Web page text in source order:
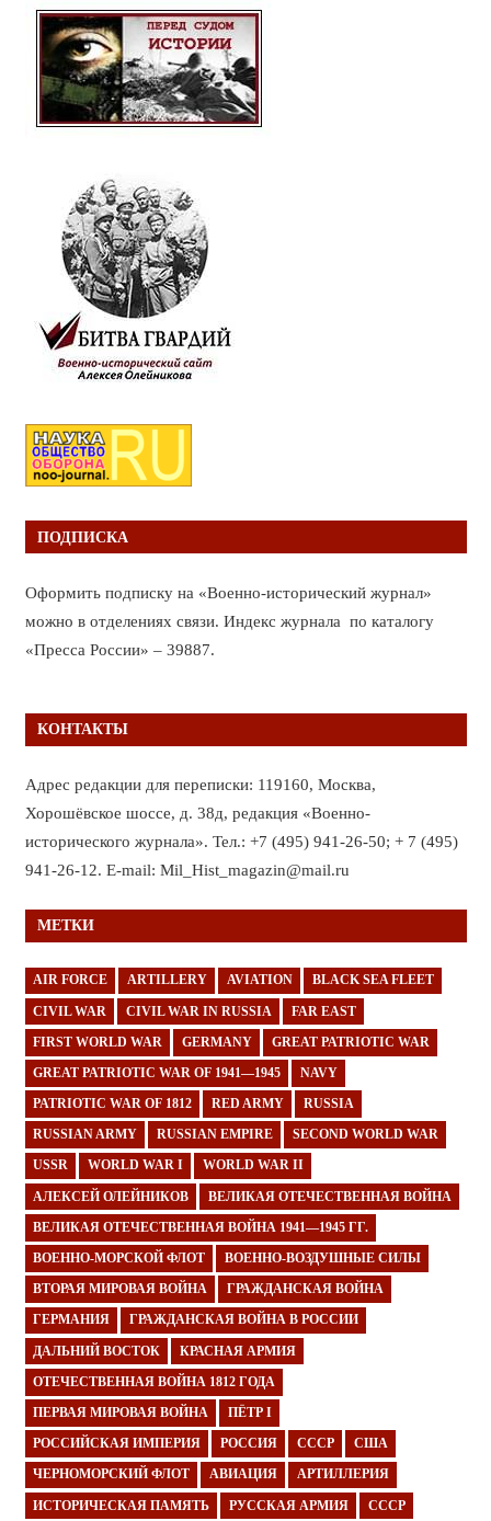
ПОДПИСКА
Оформить подписку на «Военно-исторический журнал»
можно в отделениях связи. Индекс журнала по каталогу
«Пресса России» – 39887.
КОНТАКТЫ
Адрес редакции для переписки: 119160, Москва,
Хорошёвское шоссе, д. 38д, редакция «Военно-
исторического журнала». Тел.: +7 (495) 941-26-50; + 7 (495)
941-26-12. E-mail: Mil_Hist_magazin@mail.ru
МЕТКИ
AIR FORCE ARTILLERY AVIATION BLACK SEA FLEET
CIVIL WAR CIVIL WAR IN RUSSIA FAR EAST
FIRST WORLD WAR GERMANY GREAT PATRIOTIC WAR
GREAT PATRIOTIC WAR OF 1941—1945 NAVY
PATRIOTIC WAR OF 1812 RED ARMY RUSSIA
RUSSIAN ARMY RUSSIAN EMPIRE SECOND WORLD WAR
USSR WORLD WAR I WORLD WAR II
АЛЕКСЕЙ ОЛЕЙНИКОВ ВЕЛИКАЯ ОТЕЧЕСТВЕННАЯ ВОЙНА
ВЕЛИКАЯ ОТЕЧЕСТВЕННАЯ ВОЙНА 1941—1945 ГГ.
ВОЕННО-МОРСКОЙ ФЛОТ ВОЕННО-ВОЗДУШНЫЕ СИЛЫ
ВТОРАЯ МИРОВАЯ ВОЙНА ГРАЖДАНСКАЯ ВОЙНА
ГЕРМАНИЯ ГРАЖДАНСКАЯ ВОЙНА В РОССИИ
ДАЛЬНИЙ ВОСТОК КРАСНАЯ АРМИЯ
ОТЕЧЕСТВЕННАЯ ВОЙНА 1812 ГОДА
ПЕРВАЯ МИРОВАЯ ВОЙНА ПЁТР I
РОССИЙСКАЯ ИМПЕРИЯ РОССИЯ СССР США
ЧЕРНОМОРСКИЙ ФЛОТ АВИАЦИЯ АРТИЛЛЕРИЯ
ИСТОРИЧЕСКАЯ ПАМЯТЬ РУССКАЯ АРМИЯ СССР